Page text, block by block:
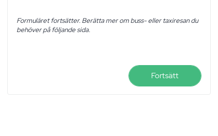
Formuläret fortsätter. Berätta mer om buss- eller taxiresan du
behöver på följande sida.
Fortsätt